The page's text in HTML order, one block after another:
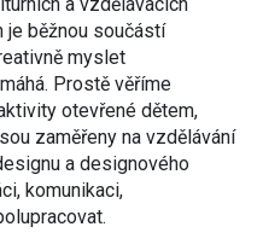
a vzdělávacích
je běžnou součástí
myslet
Prostě věříme
otevřené dětem,
zaměřeny na vzdělávání
a designového
komunikaci,